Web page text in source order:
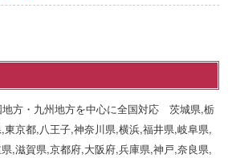
地方・九州地方を中心に全国対応 茨城県,栃
京都,八王子,神奈川県,横浜,福井県,岐阜県,
,滋賀県,京都府,大阪府,兵庫県,神戸,奈良県,